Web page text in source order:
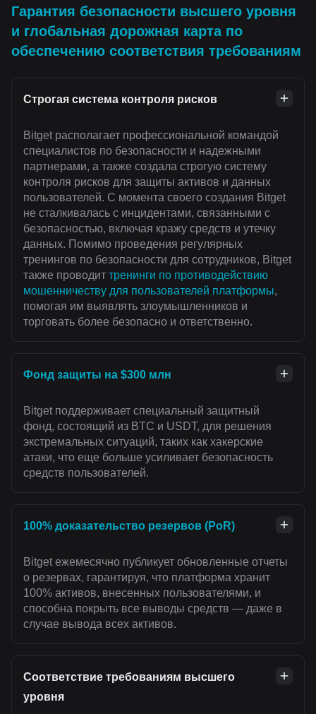
Гарантия безопасности высшего уровня
и глобальная дорожная карта по
обеспечению соответствия требованиям
Строгая система контроля рисков
Bitget располагает профессиональной командой
специалистов по безопасности и надежными
партнерами, а также создала строгую систему
контроля рисков для защиты активов и данных
пользователей. С момента своего создания Bitget
не сталкивалась с инцидентами, связанными с
безопасностью, включая кражу средств и утечку
данных. Помимо проведения регулярных
тренингов по безопасности для сотрудников, Bitget
также проводит тренинги по противодействию
мошенничеству для пользователей платформы,
помогая им выявлять злоумышленников и
торговать более безопасно и ответственно.
Фонд защиты на $300 млн
Bitget поддерживает специальный защитный
фонд, состоящий из BTC и USDT, для решения
экстремальных ситуаций, таких как хакерские
атаки, что еще больше усиливает безопасность
средств пользователей.
100% доказательство резервов (PoR)
Bitget ежемесячно публикует обновленные отчеты
о резервах, гарантируя, что платформа хранит
100% активов, внесенных пользователями, и
способна покрыть все выводы средств — даже в
случае вывода всех активов.
Соответствие требованиям высшего
уровня